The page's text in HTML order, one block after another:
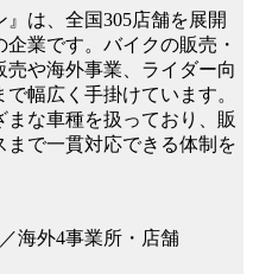
』は、全国305店舗を展開
業です。バイクの販売・
や海外事業、ライダー向
幅広く手掛けています。
まな車種を扱っており、販
で一貫対応できる体制を
海外4事業所・店舗